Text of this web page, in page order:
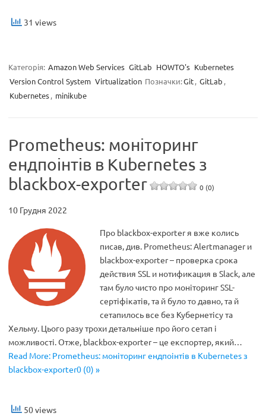
31 views
Категорія: Amazon Web Services GitLab HOWTO's Kubernetes
Version Control System Virtualization Позначки:Git, GitLab ,
Kubernetes, minikube
Prometheus: моніторинг
ендпоінтів в Kubernetes з
blackbox-exporter
0 (0)
10 Грудня 2022
Про blackbox-exporter я вже колись
писав, див. Prometheus: Alertmanager и
blackbox-exporter – проверка срока
действия SSL и нотификация в Slack, але
там було чисто про моніторинг SSL-
сертіфікатів, та й було то давно, та й
сетапилось все без Кубернетісу та
Хельму. Цього разу трохи детальніше про його сетап і
можливості. Отже, blackbox-exporter – це експортер, який…
Read More: Prometheus: моніторинг ендпоінтів в Kubernetes з
blackbox-exporter0 (0) »
50 views